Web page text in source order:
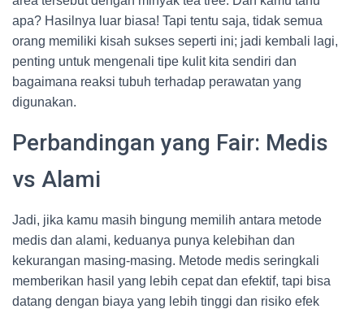
apa? Hasilnya luar biasa! Tapi tentu saja, tidak semua
orang memiliki kisah sukses seperti ini; jadi kembali lagi,
penting untuk mengenali tipe kulit kita sendiri dan
bagaimana reaksi tubuh terhadap perawatan yang
digunakan.
Perbandingan yang Fair: Medis
vs Alami
Jadi, jika kamu masih bingung memilih antara metode
medis dan alami, keduanya punya kelebihan dan
kekurangan masing-masing. Metode medis seringkali
memberikan hasil yang lebih cepat dan efektif, tapi bisa
datang dengan biaya yang lebih tinggi dan risiko efek